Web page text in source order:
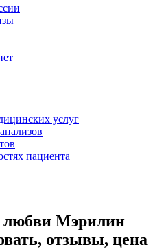
услуг
пациента
любви Мэрилин
отзывы, цена